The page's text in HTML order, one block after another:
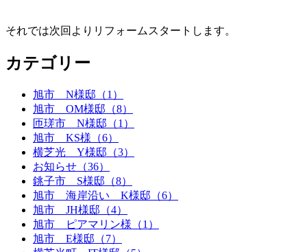
それでは次回よりリフォームスタートします。
カテゴリー
旭市 N様邸（1）
旭市 OM様邸（8）
匝瑳市 N様邸（1）
旭市 KS様（6）
横芝光 Y様邸（3）
お知らせ（36）
銚子市 S様邸（8）
旭市 海岸沿い K様邸（6）
旭市 JH様邸（4）
旭市 ピアマリン様（1）
旭市 E様邸（7）